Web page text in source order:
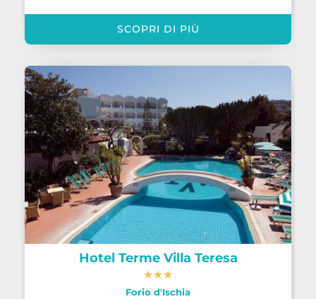
SCOPRI DI PIÙ
Hotel Terme Villa Teresa
★★★
Forio d'Ischia